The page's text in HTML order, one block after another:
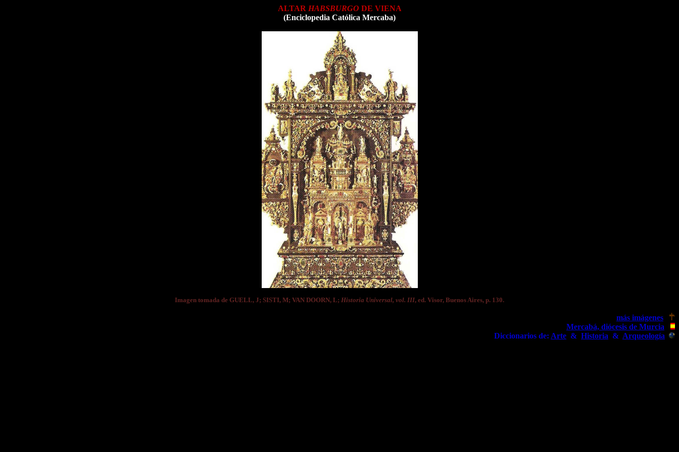
ALTAR HABSBURGO DE VIENA
(Enciclopedia Católica Mercaba)
Imagen tomada de GUELL, J; SISTI, M; VAN DOORN, L; Historia Universal, vol. III, ed. Visor, Buenos Aires, p. 130.
más imágenes
Mercabá, diócesis de Murcia
Diccionarios de: Arte & Historia & Arqueología